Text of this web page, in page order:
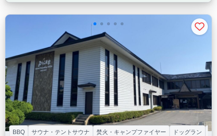
BBQ サウナ・テントサウナ 焚火・キャンプファイヤー ドッグラン 子